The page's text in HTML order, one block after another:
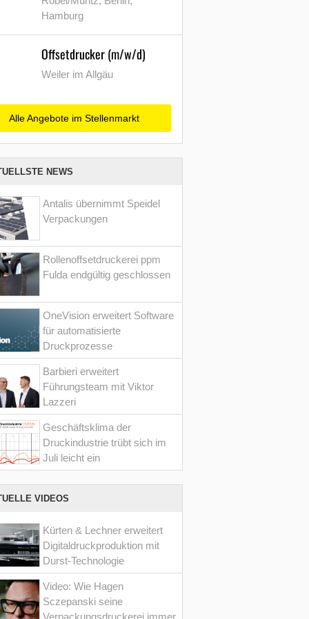
Hamburg
Offsetdrucker (m/w/d)
Weiler im Allgäu
Alle Angebote im Stellenmarkt
NEWS
Antalis übernimmt Speidel
Verpackungen
Rollenoffsetdruckerei ppm
Fulda endgültig geschlossen
OneVision erweitert Software
für automatisierte
Druckprozesse
Barbieri erweitert
Führungsteam mit Viktor
Lazzeri
Geschäftsklima der
Druckindustrie trübt sich im
Juli leicht ein
VIDEOS
Kürten & Lechner erweitert
Digitaldruckproduktion mit
Durst-Technologie
Video: Wie Hagen
Sczepanski seine
Verpackungsdruckerei immer